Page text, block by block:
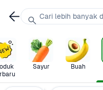
Sayur Buah
Cari lebih banyak